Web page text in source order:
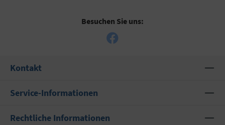
Besuchen Sie uns:
Kontakt
Service-Informationen
Rechtliche Informationen